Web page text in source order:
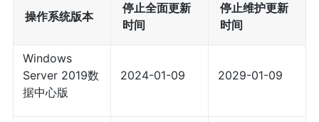
操作系统版本
停止全面更新
时间
停止维护更新
时间
Windows
Server 2019数
据中心版
2024-01-09 2029-01-09